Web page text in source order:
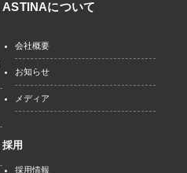
ASTINAについて
会社概要
お知らせ
メディア
採用
採用情報